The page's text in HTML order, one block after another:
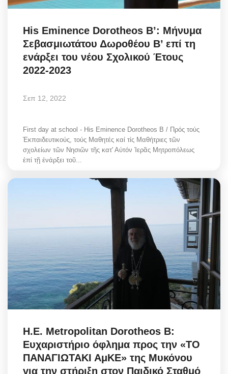
His Eminence Dorotheos B’: Μήνυμα
Σεβασμιωτάτου Δωροθέου Β’ επί τη
ενάρξει του νέου Σχολικού Έτους
2022-2023
Σεπ 12, 2022
First day at school - His Eminence Dorotheos B / Πρός τούς
Ἐκπαιδευτικούς, τούς Μαθητές καί τίς Μαθήτριες τῶν
σχολείων τῶν Νησιῶν τῆς κατ' Αὐτόν Ἱερᾶς Μητροπόλεως
ἐπί τῇ ἐνάρξει τοῦ...
H.E. Metropolitan Dorotheos B:
Ευχαριστήριο όφλημα προς την «ΤΟ
ΠΑΝΑΓΙΩΤΑΚΙ ΑμΚΕ» της Μυκόνου
για την στήριξη στον Παιδικό Σταθμό